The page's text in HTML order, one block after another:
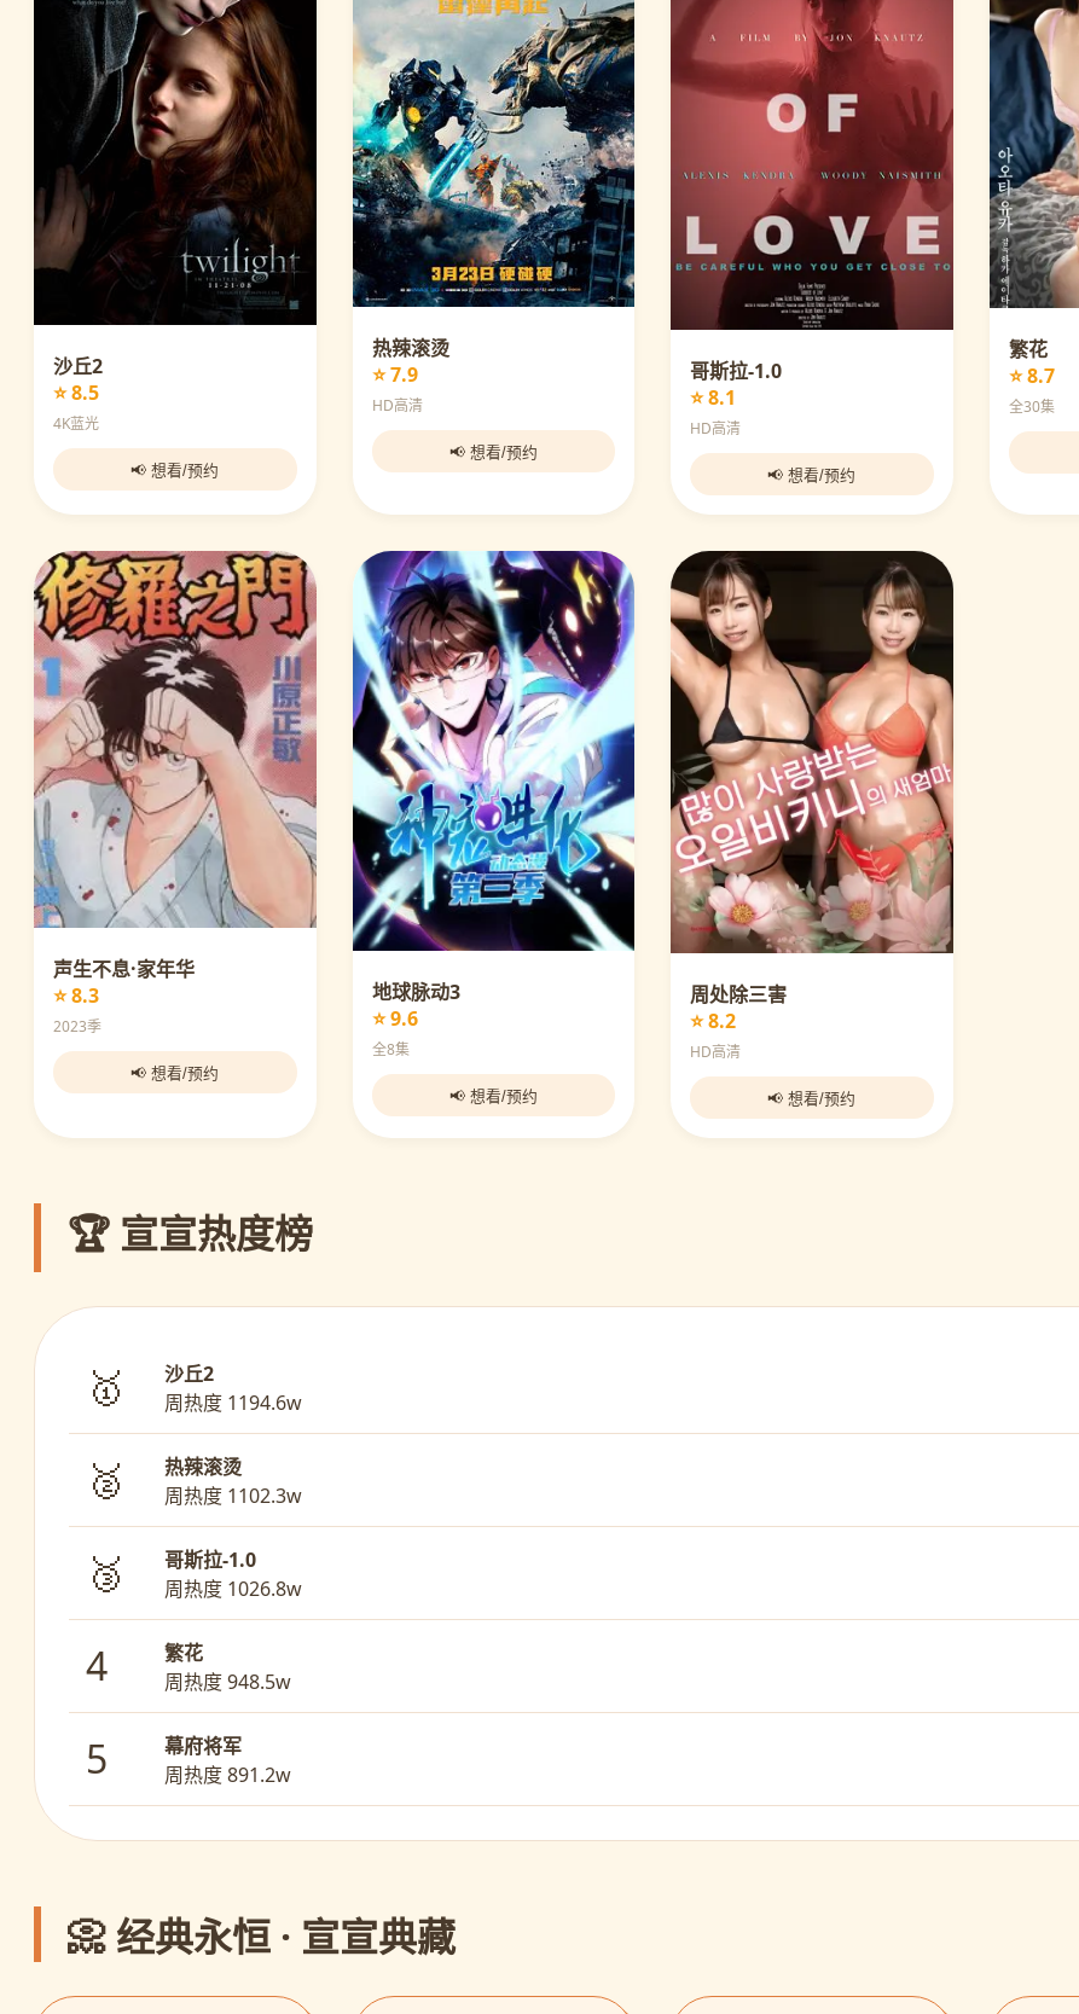
沙丘2
⭐ 8.5
4K蓝光
📢 想看/预约
热辣滚烫
⭐ 7.9
HD高清
📢 想看/预约
哥斯拉-1.0
⭐ 8.1
HD高清
📢 想看/预约
繁花
⭐ 8.7
全30集
声生不息·家年华
⭐ 8.3
2023季
📢 想看/预约
地球脉动3
⭐ 9.6
全8集
📢 想看/预约
周处除三害
⭐ 8.2
HD高清
📢 想看/预约
🏆 宣宣热度榜
🥇
沙丘2
周热度 1194.6w
🥈
热辣滚烫
周热度 1102.3w
🥉
哥斯拉-1.0
周热度 1026.8w
4
繁花
周热度 948.5w
5
幕府将军
周热度 891.2w
📀 经典永恒 · 宣宣典藏